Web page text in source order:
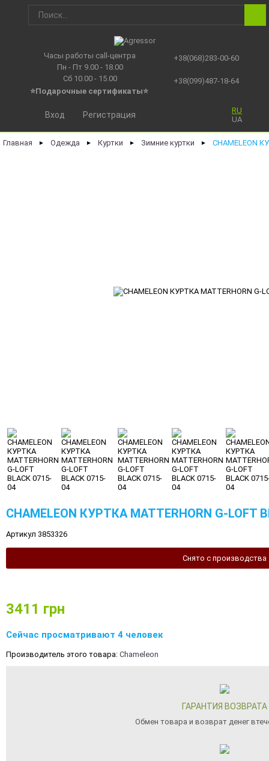
Часы работы call-центра
Пн - Пт 9.00 - 18.00
Сб 10.00 - 15.00
⭐Подарочные сертификаты⭐
+38(068)283-00-60
+38(099)487-18-64
RU
UA
Вход Регистрация
Главная ► Одежда ► Куртки ► Зимние куртки ► CHAMELEON
CHAMELEON КУРТКА MATTERHORN G-LOFT
Артикул 3853326
Снято с производства
3411 грн
Сейчас просматривают 4 человек
Производитель этого товара: Chameleon
ГАРАНТИЯ ВОЗВРАТА
Обмен товара и возврат денег